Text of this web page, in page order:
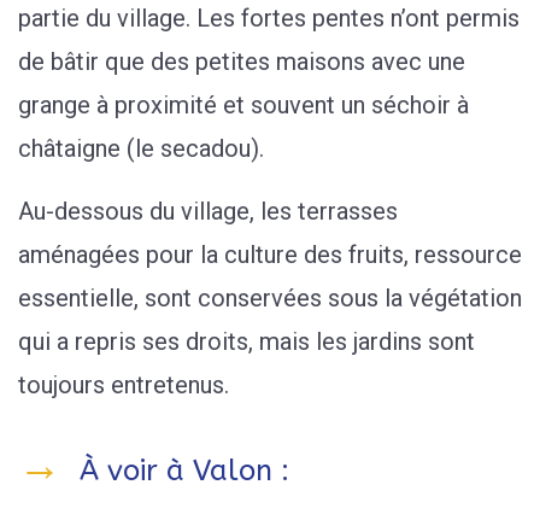
partie du village. Les fortes pentes n’ont permis
de bâtir que des petites maisons avec une
grange à proximité et souvent un séchoir à
châtaigne (le secadou).
Au-dessous du village, les terrasses
aménagées pour la culture des fruits, ressource
essentielle, sont conservées sous la végétation
qui a repris ses droits, mais les jardins sont
toujours entretenus.
À voir à Valon :